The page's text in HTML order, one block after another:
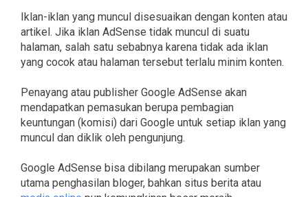
Iklan-iklan yang muncul disesuaikan dengan konten atau
artikel. Jika iklan AdSense tidak muncul di suatu
halaman, salah satu sebabnya karena tidak ada iklan
yang cocok atau halaman tersebut terlalu minim konten.
Penayang atau publisher Google AdSense akan
mendapatkan pemasukan berupa pembagian
keuntungan (komisi) dari Google untuk setiap iklan yang
muncul dan diklik oleh pengunjung.
Google AdSense bisa dibilang merupakan sumber
utama penghasilan bloger, bahkan situs berita atau